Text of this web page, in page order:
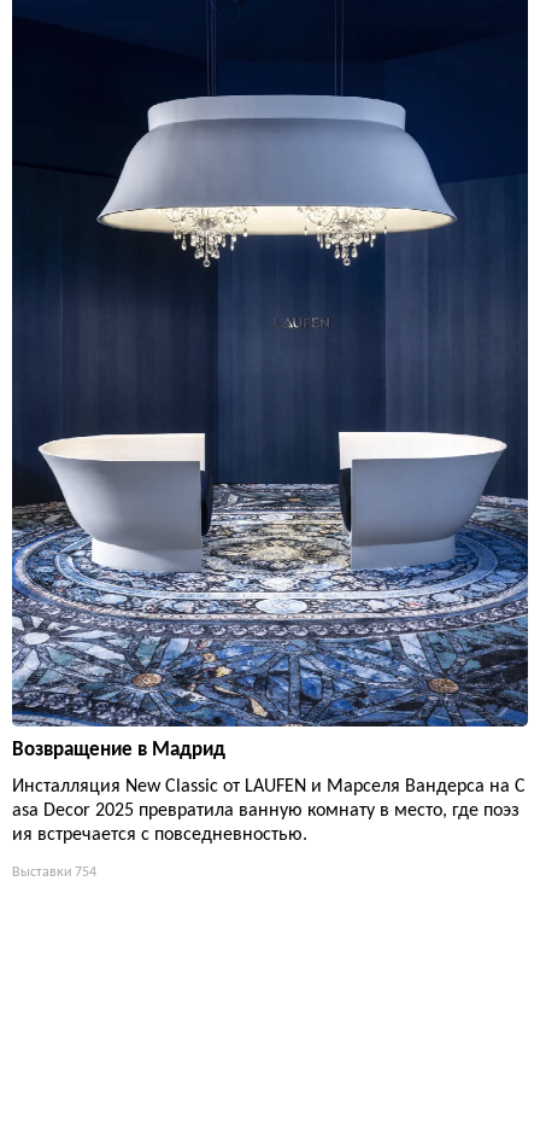
Возвращение в Мадрид
Инсталляция New Classic от LAUFEN и Марселя Вандерса на C
asa Decor 2025 превратила ванную комнату в место, где поэз
ия встречается с повседневностью.
Выставки 754